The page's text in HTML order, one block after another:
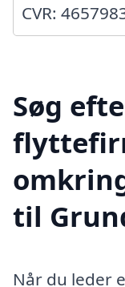
CVR:
Søg
til
Når du leder